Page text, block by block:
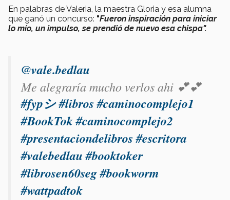
En palabras de Valeria, la maestra Gloria y esa alumna
que ganó un concurso: "Fueron inspiración para iniciar
lo mío, un impulso, se prendió de nuevo esa chispa".
@vale.bedlau
Me alegraría mucho verlos ahi 💕💕
#fypシ#libros #caminocomplejo1
#BookTok#caminocomplejo2
#presentaciondelibros #escritora
#valebedlau #booktoker
#librosen60seg#bookworm
#wattpadtok